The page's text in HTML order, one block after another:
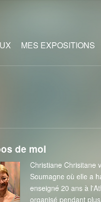
MES EXPOSITIONS
de moi
Christiane Chrisitane
Soumagne où elle a
enseigné 20 ans à
organisé pendant